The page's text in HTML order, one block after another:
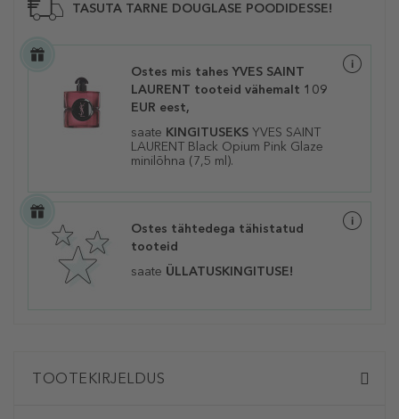
TASUTA TARNE DOUGLASE POODIDESSE!
Ostes mis tahes YVES SAINT
LAURENT tooteid vähemalt 109
EUR eest,
saate KINGITUSEKS YVES SAINT
LAURENT Black Opium Pink Glaze
minilõhna (7,5 ml).
Ostes tähtedega tähistatud
tooteid
saate ÜLLATUSKINGITUSE!
TOOTEKIRJELDUS